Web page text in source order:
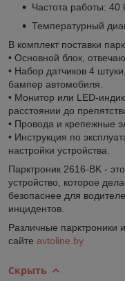
Частота работы: 40
Температурный
В комплект поставки
• Основной блок,
• Набор датчиков 4
бампер автомобиля.
• Монитор или LED-
расстоянии до
• Провода и крепежные
• Инструкция по
настройки устройства.
Парктроник 2616-BK -
устройство, которое
безопаснее для
инцидентов.
Различные парктроники
сайте avtoline.by
Скрыть